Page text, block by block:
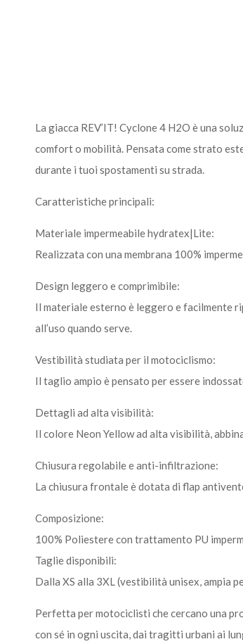
La giacca REV’IT! Cyclone 4 H2O è una
comfort o mobilità. Pensata come strato
durante i tuoi spostamenti su strada.
Caratteristiche principali:
Materiale impermeabile hydratex|Lite:
Realizzata con una membrana 100%
Design leggero e comprimibile:
Il materiale esterno è leggero e facilmente
all’uso quando serve.
Vestibilità studiata per il motociclismo:
Il taglio ampio è pensato per essere
Dettagli ad alta visibilità:
Il colore Neon Yellow ad alta visibilità,
Chiusura regolabile e anti-infiltrazione:
La chiusura frontale è dotata di flap
Composizione:
100% Poliestere con trattamento PU
Taglie disponibili:
Dalla XS alla 3XL (vestibilità unisex, ampia
Perfetta per motociclisti che cercano una
con sé in ogni uscita, dai tragitti urbani ai